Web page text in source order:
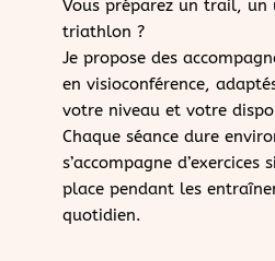
Vous préparez un trail, un
triathlon ?
Je propose des
en visioconférence,
votre niveau et votre
Chaque séance dure
s’accompagne
place pendant les
quotidien.